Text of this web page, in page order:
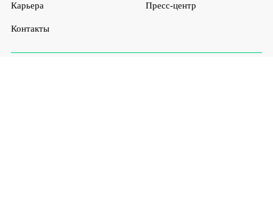
Карьера Пресс-центр
Контакты